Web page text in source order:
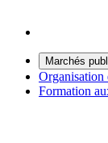
Marchés
Organisation
Formation